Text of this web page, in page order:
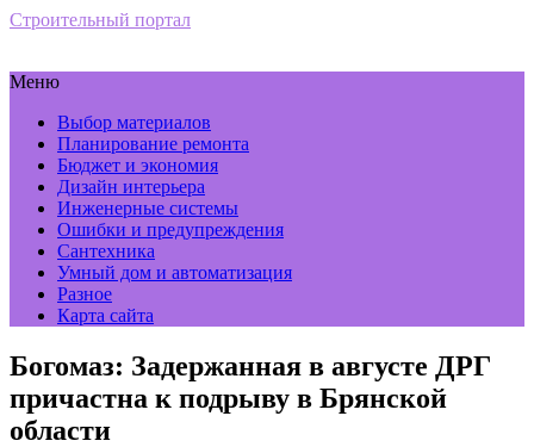
Строительный портал
Меню
Выбор материалов
Планирование ремонта
Бюджет и экономия
Дизайн интерьера
Инженерные системы
Ошибки и предупреждения
Сантехника
Умный дом и автоматизация
Разное
Карта сайта
Богомаз: Задержанная в августе ДРГ
причастна к подрыву в Брянской
области